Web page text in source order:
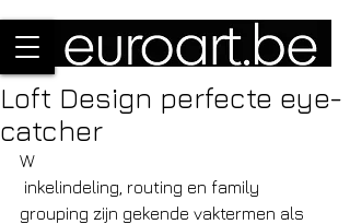
Loft Design perfecte eye-
catcher
W
grouping zijn gekende vaktermen als